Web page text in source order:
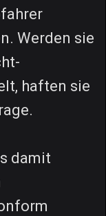
Werden sie
haften sie
damit